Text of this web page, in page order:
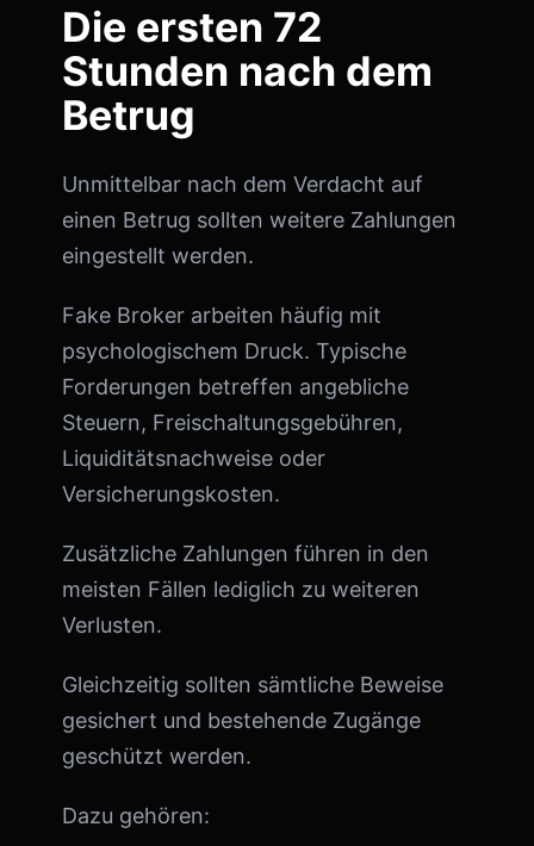
Die ersten 72
Stunden nach dem
Betrug
Unmittelbar nach dem Verdacht auf
einen Betrug sollten weitere Zahlungen
eingestellt werden.
Fake Broker arbeiten häufig mit
psychologischem Druck. Typische
Forderungen betreffen angebliche
Steuern, Freischaltungsgebühren,
Liquiditätsnachweise oder
Versicherungskosten.
Zusätzliche Zahlungen führen in den
meisten Fällen lediglich zu weiteren
Verlusten.
Gleichzeitig sollten sämtliche Beweise
gesichert und bestehende Zugänge
geschützt werden.
Dazu gehören: